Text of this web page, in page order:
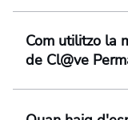
Com utilitzo la
de Cl@ve